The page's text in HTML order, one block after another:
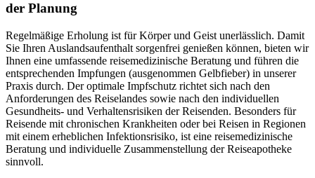
der Planung
Regelmäßige Erholung ist für Körper und Geist unerlässlich. Damit
Sie Ihren Auslandsaufenthalt sorgenfrei genießen können, bieten wir
Ihnen eine umfassende reisemedizinische Beratung und führen die
entsprechenden Impfungen (ausgenommen Gelbfieber) in unserer
Praxis durch. Der optimale Impfschutz richtet sich nach den
Anforderungen des Reiselandes sowie nach den individuellen
Gesundheits- und Verhaltensrisiken der Reisenden. Besonders für
Reisende mit chronischen Krankheiten oder bei Reisen in Regionen
mit einem erheblichen Infektionsrisiko, ist eine reisemedizinische
Beratung und individuelle Zusammenstellung der Reiseapotheke
sinnvoll.